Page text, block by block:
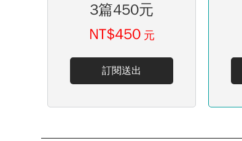
3篇450元
NT$450 元
訂閱送出